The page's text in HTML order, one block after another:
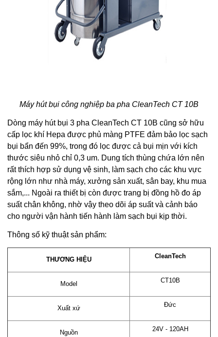
Máy hút bụi công nghiệp ba pha CleanTech CT 10B
Dòng máy hút bụi 3 pha CleanTech CT 10B cũng sở hữu
cấp lọc khí Hepa được phủ màng PTFE đảm bảo lọc sạch
bụi bẩn đến 99%, trong đó lọc được cả bụi mịn với kích
thước siêu nhỏ chỉ 0,3 um. Dung tích thùng chứa lớn nên
rất thích hợp sử dụng vệ sinh, làm sạch cho các khu vực
rộng lớn như nhà máy, xưởng sản xuất, sân bay, khu mua
sắm,... Ngoài ra thiết bị còn được trang bị đồng hồ đo áp
suất chân không, nhờ vậy theo dõi áp suất và cảnh báo
cho người vận hành tiến hành làm sạch bụi kịp thời.
Thông số kỹ thuật sản phẩm:
THƯƠNG HIỆU CleanTech
Model CT10B
Xuất xứ Đức
Nguồn 24V - 120AH